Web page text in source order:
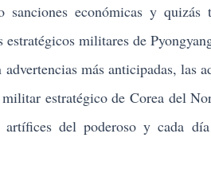
económicas y quizás
militares de
más anticipadas, las
estratégico de Corea del
del poderoso y cada